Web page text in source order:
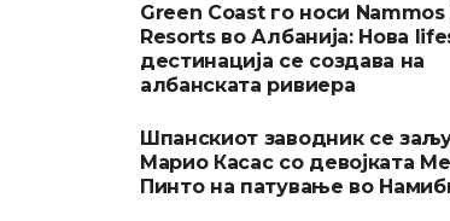
Green Coast го носи
Resorts во Албанија: Нова
дестинација се создава на
албанската ривиера
Шпанскиот заводник се
Марио Касас со девојката
Пинто на патување во